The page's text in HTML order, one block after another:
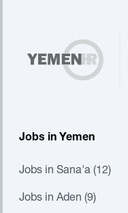
Jobs in Yemen
Jobs in Sana'a (12)
Jobs in Aden (9)